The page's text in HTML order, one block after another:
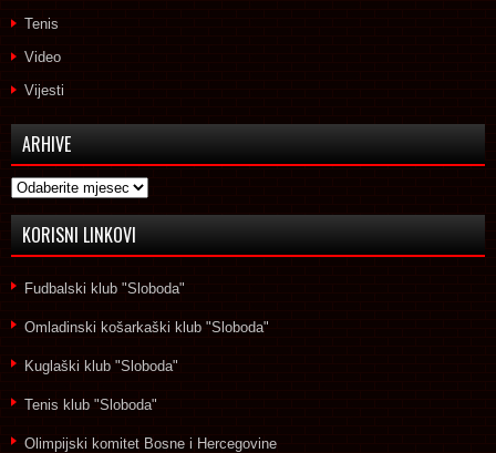
Tenis
Video
Vijesti
ARHIVE
Arhive
KORISNI LINKOVI
Fudbalski klub "Sloboda"
Omladinski košarkaški klub "Sloboda"
Kuglaški klub "Sloboda"
Tenis klub "Sloboda"
Olimpijski komitet Bosne i Hercegovine